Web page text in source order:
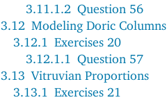
3.11.1.2 Question 56
3.12 Modeling Doric Columns
3.12.1 Exercises 20
3.12.1.1 Question 57
3.13 Vitruvian Proportions
3.13.1 Exercises 21